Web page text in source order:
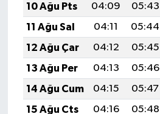
10 Ağu Pts
04:09 05:43
11 Ağu Sal
04:11 05:44
12 Ağu Çar
04:12 05:45
13 Ağu Per
04:13 05:46
14 Ağu Cum
04:15 05:47
15 Ağu Cts
04:16 05:48